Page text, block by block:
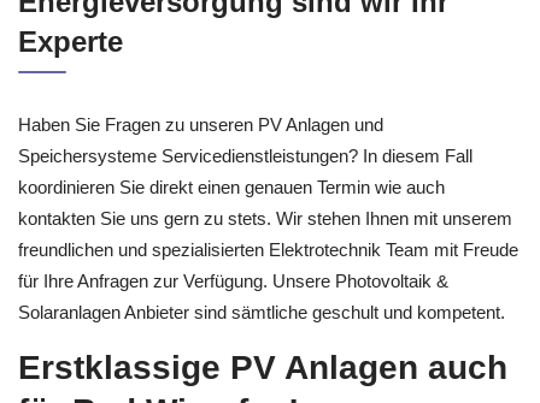
Speicher und eigene
Energieversorgung sind wir Ihr
Haben Sie Fragen zu unseren PV Anlagen und
Speichersysteme Servicedienstleistungen? In diesem Fall
koordinieren Sie direkt einen genauen Termin wie auch
kontakten Sie uns gern zu stets. Wir stehen Ihnen mit unserem
freundlichen und spezialisierten Elektrotechnik Team mit Freude
Solaranlagen Anbieter sind sämtliche geschult und kompetent.